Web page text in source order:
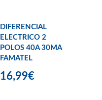
DIFERENCIAL
ELECTRICO 2
POLOS 40A 30MA
FAMATEL
16,99€